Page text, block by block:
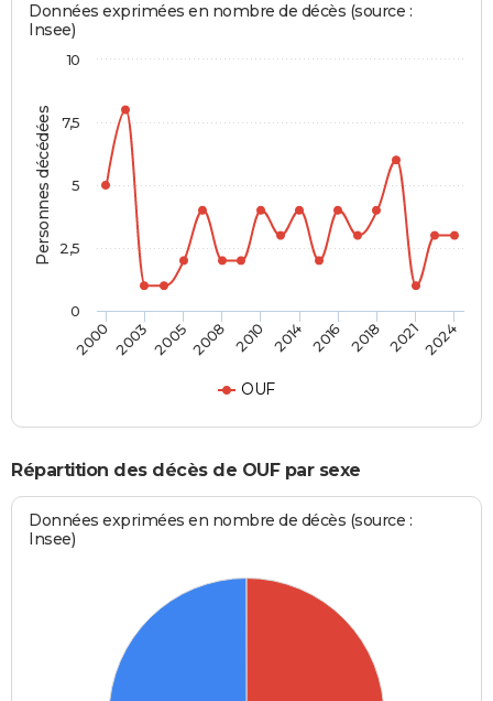
Personnes décédées
Données exprimées en nombre de décès (source :
Insee)
OUF
2000 200320052008 2010 2014 2016 2018 20212024
0
10
2,5
5
7,5
Répartition des décès de OUF par sexe
Données exprimées en nombre de décès (source :
Insee)